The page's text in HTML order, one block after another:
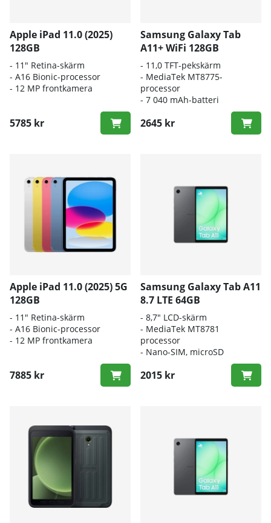
Apple iPad 11.0 (2025)
128GB
- 11" Retina-skärm
- A16 Bionic-processor
- 12 MP frontkamera
5785 kr
Samsung Galaxy Tab
A11+ WiFi 128GB
- 11,0 TFT-pekskärm
- MediaTek MT8775-
processor
- 7 040 mAh-batteri
2645 kr
Apple iPad 11.0 (2025) 5G
128GB
- 11" Retina-skärm
- A16 Bionic-processor
- 12 MP frontkamera
7885 kr
Samsung Galaxy Tab A11
8.7 LTE 64GB
- 8,7" LCD-skärm
- MediaTek MT8781
processor
- Nano-SIM, microSD
2015 kr